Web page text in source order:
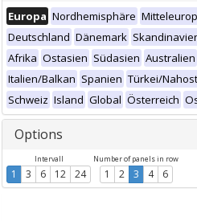
Europa Nordhemisphäre
Deutschland Dänemark
Afrika Ostasien Südasien Australien
Italien/Balkan Spanien Türkei/Nahost
Schweiz Island Global Österreich
Options
Intervall
1 3 6 12 24
Number of panels in row
1 2 3 4 6